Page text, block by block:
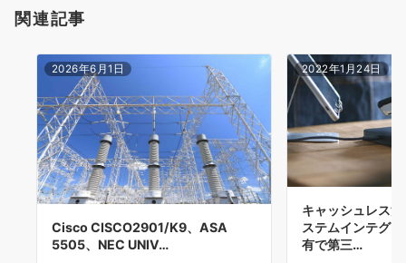
ン
関連記事
2026年6月1日
Cisco CISCO2901/K9、ASA
5505、NEC UNIV…
2022年1月24日
キャッシュレス
ステムインテグ
有で第三…